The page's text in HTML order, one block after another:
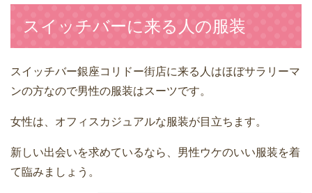
スイッチバーに来る人の服装
スイッチバー銀座コリドー街店に来る人はほぼサラリーマ
ンの方なので男性の服装はスーツです。
女性は、オフィスカジュアルな服装が目立ちます。
新しい出会いを求めているなら、男性ウケのいい服装を着
て臨みましょう。